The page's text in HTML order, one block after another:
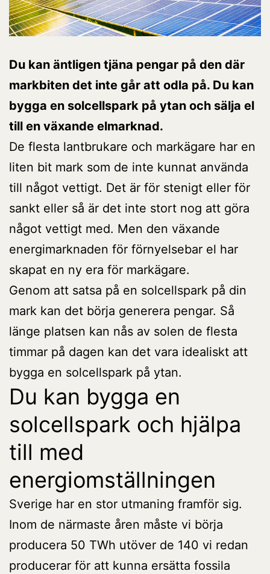
Du kan äntligen tjäna pengar på den där
markbiten det inte går att odla på. Du kan
bygga en solcellspark på ytan och sälja el
till en växande elmarknad.
De flesta lantbrukare och markägare har en
liten bit mark som de inte kunnat använda
till något vettigt. Det är för stenigt eller för
sankt eller så är det inte stort nog att göra
något vettigt med. Men den växande
energimarknaden för förnyelsebar el har
skapat en ny era för markägare.
Genom att satsa på en solcellspark på din
mark kan det börja generera pengar. Så
länge platsen kan nås av solen de flesta
timmar på dagen kan det vara idealiskt att
bygga en solcellspark på ytan.
Du kan bygga en
solcellspark och hjälpa
till med
energiomställningen
Sverige har en stor utmaning framför sig.
Inom de närmaste åren måste vi börja
producera 50 TWh utöver de 140 vi redan
producerar för att kunna ersätta fossila